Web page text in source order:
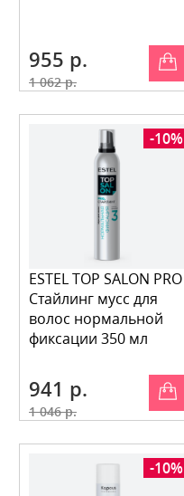
955 р.
1 062 р.
-10%
ESTEL TOP SALON PRO
Стайлинг мусс для
волос нормальной
фиксации 350 мл
941 р.
1 046 р.
-10%